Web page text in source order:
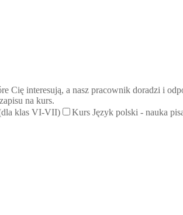
Cię interesują, a nasz pracownik doradzi i
na kurs.
klas VI-VII)
Kurs Język polski - nauka